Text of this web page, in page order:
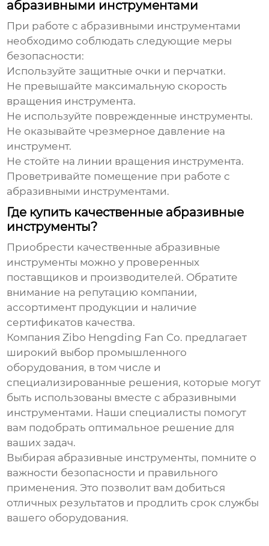
абразивными инструментами
При работе с абразивными инструментами
необходимо соблюдать следующие меры
безопасности:
Используйте защитные очки и перчатки.
Не превышайте максимальную скорость
вращения инструмента.
Не используйте поврежденные инструменты.
Не оказывайте чрезмерное давление на
инструмент.
Не стойте на линии вращения инструмента.
Проветривайте помещение при работе с
абразивными инструментами.
Где купить качественные абразивные
инструменты?
Приобрести качественные абразивные
инструменты можно у проверенных
поставщиков и производителей. Обратите
внимание на репутацию компании,
ассортимент продукции и наличие
сертификатов качества.
КомпанияZibo Hengding Fan Co. предлагает
широкий выбор промышленного
оборудования, в том числе и
специализированные решения, которые могут
быть использованы вместе с абразивными
инструментами. Наши специалисты помогут
вам подобрать оптимальное решение для
ваших задач.
Выбирая абразивные инструменты, помните о
важности безопасности и правильного
применения. Это позволит вам добиться
отличных результатов и продлить срок службы
вашего оборудования.